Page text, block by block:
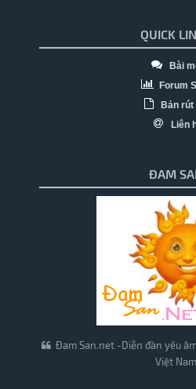
QUICK
Bài
Forum
Bản rút
Liên
ĐAM
Đam San.net -Diễn đàn yêu
Việt Nam